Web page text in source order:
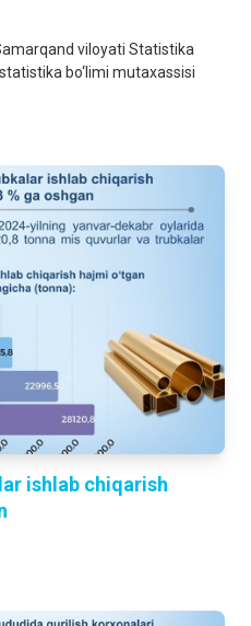
viloyati Statistika
bo‘limi mutaxassisi
ishlab chiqarish